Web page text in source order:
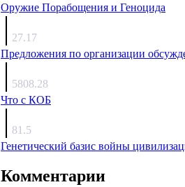
Оружие Порабощения и Геноцида
27.17
Предложения по организации
5808.28
Что с КОБ
81.5
Генетический базис войны
Комментарии